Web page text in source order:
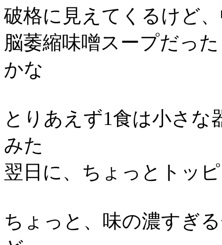
破格に見えてくるけど
脳萎縮味噌スープだっ
かな
とりあえず1食は小さ
みた
翌日に、ちょっとトッ
ちょっと、味の濃すぎ